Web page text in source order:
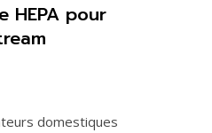
domestiques
HEPA pour